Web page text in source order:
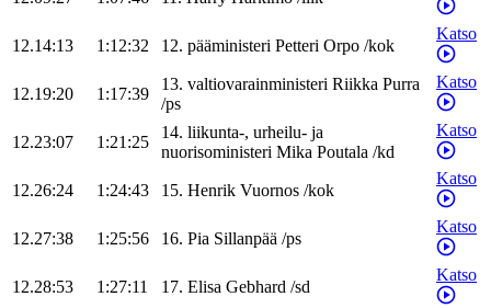
12.14:13 1:12:32 12. pääministeri Petteri Orpo /kok
Katso
12.19:20 1:17:39
13. valtiovarainministeri Riikka Purra
/ps
Katso
12.23:07 1:21:25
14. liikunta-, urheilu- ja
nuorisoministeri Mika Poutala /kd
Katso
12.26:24 1:24:43 15. Henrik Vuornos /kok
Katso
12.27:38 1:25:56 16. Pia Sillanpää /ps
Katso
12.28:53 1:27:11 17. Elisa Gebhard /sd
Katso